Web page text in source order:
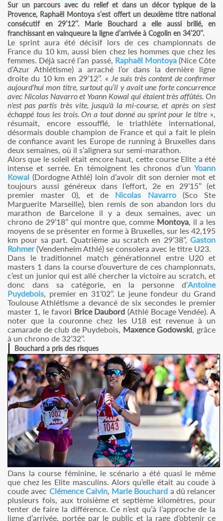
Sur un parcours avec du relief et dans un décor typique de la
Provence, Raphaël Montoya s’est offert un deuxième titre national
consécutif en 29’12’’. Marie Bouchard a elle aussi brillé, en
franchissant en vainqueure la ligne d’arrivée à Cogolin en 34’20’’.
Le sprint aura été décisif lors de ces championnats de
France du 10 km, aussi bien chez les hommes que chez les
femmes. Déjà sacré l’an passé, Raphaël Montoya(Nice Côte
d’Azur Athlétisme) a arraché l’or dans la dernière ligne
droite du 10 km en 29’12’’. « Je suis très content de confirmer
aujourd'hui mon titre, surtout qu’il y avait une forte concurrence
avec Nicolas Navarro et Yoann Kowal qui étaient très affûtés. On
n'est pas partis très vite, jusqu'à la mi-course, et après on s'est
échappé tous les trois. On a tout donné au sprint pour le titre »,
résumait, encore essoufflé, le triathlète international,
désormais double champion de France et qui a fait le plein
de confiance avant les Europe de running à Bruxelles dans
deux semaines, où il s’alignera sur semi-marathon.
Alors que le soleil était encore haut, cette course Elite a été
intense et serrée. En témoignent les chronos d’un Yoann
Kowal (Dordogne Athlé) loin d’avoir dit son dernier mot et
toujours aussi généreux dans l’effort, 2e en 29’15’’ (et
premier master 0), et de Nicolas Navarro(Sco Ste
Marguerite Marseille), bien remis de son abandon lors du
marathon de Barcelone il y a deux semaines, avec un
chrono de 29’18’’ qui montre que, comme Montoya, il a les
moyens de se présenter en forme à Bruxelles, sur les 42,195
km pour sa part. Quatrième au scratch en 29’38’’, Gaston
Rohmer(Vendenheim Athlé) se consolera avec le titre U23.
Dans le traditionnel match générationnel entre U20 et
masters 1 dans la course d’ouverture de ces championnats,
c’est un junior qui est allé chercher la victoire au scratch, et
donc dans sa catégorie, en la personne d’Antoine
Puydebois, premier en 31’02’’. Le jeune fondeur du Grand
Toulouse Athlétisme a devancé de six secondes le premier
master 1, le favori Brice Daubord (Athlé Bocage Vendée). A
noter que la couronne chez les U18 est revenue à un
camarade de club de Puydebois, Maxence Godowski, grâce
à un chrono de 32’32’’.
Bouchard a pris des risques
Dans la course féminine, le scénario a été quasi le même
que chez les Elite masculins. Alors qu’elle était au coude à
coude avec Clémence Calvin, Marie Bouchard a dû relancer
plusieurs fois, aux troisième et septième kilomètres, pour
tenter de faire la différence. Ce n’est qu’à l’approche de la
ligne d’arrivée, portée par le public et la rage d’obtenir ce